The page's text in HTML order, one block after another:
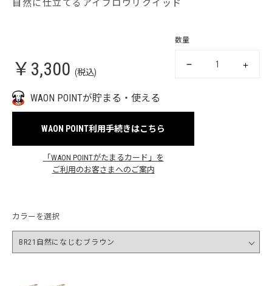
自然に仕立てるアイブロウリクイッド
￥3,300 (税込)
数量
WAON POINTが貯まる・使える
WAON POINT利用手続きはこちら
「WAON POINTがたまるカード」を
ご利用のお客さまへのご案内
カラーを選択